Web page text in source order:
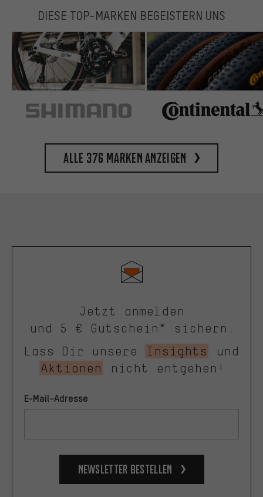
DIESE TOP-MARKEN BEGEISTERN UNS
Alle 376 Marken anzeigen
Jetzt anmelden
und 5 € Gutschein* sichern.
Lass Dir unsere
Insights
und
Aktionen
nicht entgehen!
E-Mail-Adresse
Newsletter bestellen